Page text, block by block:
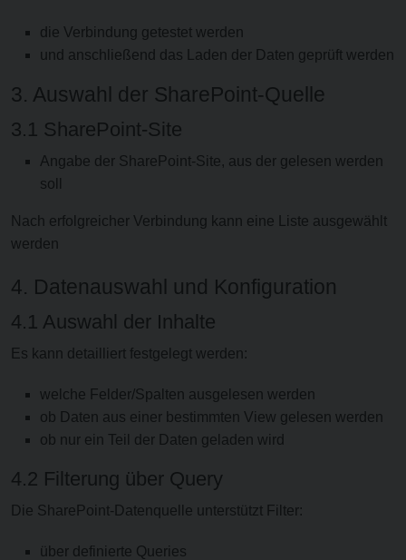
die Verbindung getestet werden
und anschließend das Laden der Daten geprüft werden
3. Auswahl der SharePoint-Quelle
3.1 SharePoint-Site
Angabe der SharePoint-Site, aus der gelesen werden
soll
Nach erfolgreicher Verbindung kann eine Liste ausgewählt
werden
4. Datenauswahl und Konfiguration
4.1 Auswahl der Inhalte
Es kann detailliert festgelegt werden:
welche Felder/Spalten ausgelesen werden
ob Daten aus einer bestimmten View gelesen werden
ob nur ein Teil der Daten geladen wird
4.2 Filterung über Query
Die SharePoint-Datenquelle unterstützt Filter:
über definierte Queries